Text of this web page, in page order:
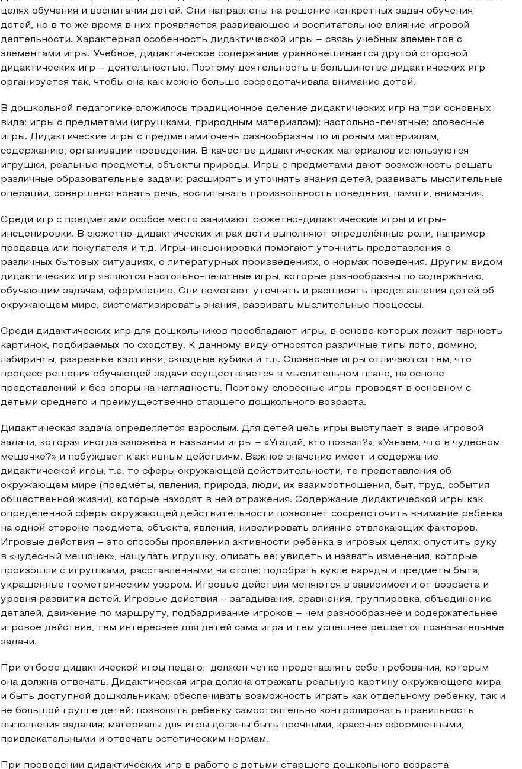
целях обучения и воспитания детей. Они направлены на решение конкретных задач обучения
детей, но в то же время в них проявляется развивающее и воспитательное влияние игровой
деятельности. Характерная особенность дидактической игры – связь учебных элементов с
элементами игры. Учебное, дидактическое содержание уравновешивается другой стороной
дидактических игр – деятельностью. Поэтому деятельность в большинстве дидактических игр
организуется так, чтобы она как можно больше сосредотачивала внимание детей.
В дошкольной педагогике сложилось традиционное деление дидактических игр на три основных
вида: игры с предметами (игрушками, природным материалом); настольно-печатные; словесные
игры. Дидактические игры с предметами очень разнообразны по игровым материалам,
содержанию, организации проведения. В качестве дидактических материалов используются
игрушки, реальные предметы, объекты природы. Игры с предметами дают возможность решать
различные образовательные задачи: расширять и уточнять знания детей, развивать мыслительные
операции, совершенствовать речь, воспитывать произвольность поведения, памяти, внимания.
Среди игр с предметами особое место занимают сюжетно-дидактические игры и игры-
инсценировки. В сюжетно-дидактических играх дети выполняют определённые роли, например
продавца или покупателя и т.д. Игры-инсценировки помогают уточнить представления о
различных бытовых ситуациях, о литературных произведениях, о нормах поведения. Другим видом
дидактических игр являются настольно-печатные игры, которые разнообразны по содержанию,
обучающим задачам, оформлению. Они помогают уточнять и расширять представления детей об
окружающем мире, систематизировать знания, развивать мыслительные процессы.
Среди дидактических игр для дошкольников преобладают игры, в основе которых лежит парность
картинок, подбираемых по сходству. К данному виду относятся различные типы лото, домино,
лабиринты, разрезные картинки, складные кубики и т.п. Словесные игры отличаются тем, что
процесс решения обучающей задачи осуществляется в мыслительном плане, на основе
представлений и без опоры на наглядность. Поэтому словесные игры проводят в основном с
детьми среднего и преимущественно старшего дошкольного возраста.
Дидактическая задача определяется взрослым. Для детей цель игры выступает в виде игровой
задачи, которая иногда заложена в названии игры – «Угадай, кто позвал?», «Узнаем, что в чудесном
мешочке?» и побуждает к активным действиям. Важное значение имеет и содержание
дидактической игры, т.е. те сферы окружающей действительности, те представления об
окружающем мире (предметы, явления, природа, люди, их взаимоотношения, быт, труд, события
общественной жизни), которые находят в ней отражения. Содержание дидактической игры как
определенной сферы окружающей действительности позволяет сосредоточить внимание ребенка
на одной стороне предмета, объекта, явления, нивелировать влияние отвлекающих факторов.
Игровые действия – это способы проявления активности ребёнка в игровых целях: опустить руку
в «чудесный мешочек», нащупать игрушку, описать её; увидеть и назвать изменения, которые
произошли с игрушками, расставленными на столе; подобрать кукле наряды и предметы быта,
украшенные геометрическим узором. Игровые действия меняются в зависимости от возраста и
уровня развития детей. Игровые действия – загадывания, сравнения, группировка, объединение
деталей, движение по маршруту, подбадривание игроков – чем разнообразнее и содержательнее
игровое действие, тем интереснее для детей сама игра и тем успешнее решается познавательные
задачи.
При отборе дидактической игры педагог должен четко представлять себе требования, которым
она должна отвечать. Дидактическая игра должна отражать реальную картину окружающего мира
и быть доступной дошкольникам; обеспечивать возможность играть как отдельному ребенку, так и
не большой группе детей; позволять ребенку самостоятельно контролировать правильность
выполнения задания; материалы для игры должны быть прочными, красочно оформленными,
привлекательными и отвечать эстетическим нормам.
При проведении дидактических игр в работе с детьми старшего дошкольного возраста